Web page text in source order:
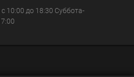
10:00 до 18:30 Суббота-